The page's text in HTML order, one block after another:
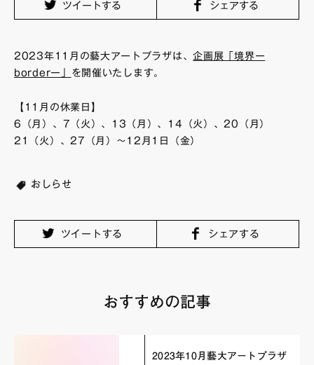
ツイートする シェアする
2023年11月の藝大アートプラザは、企画展「境界ー
borderー」 を開催いたします。
【11月の休業日】
6（月）、7（火）、13（月）、14（火）、20（月）
21（火）、27（月）～12月1日（金）
おしらせ
ツイートする シェアする
おすすめの記事
2023年10月藝大アートプラザ